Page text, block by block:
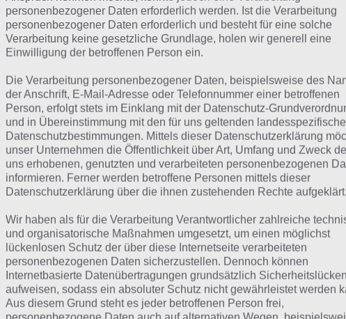
Bei dieser Lösung handelt es sich um das tägliche Bonus
wir noch die Links beispielsweise zum täglichen Rätsel und
Tägliches Rätsel:Zur Lösung vom 25.8.2023
Rätsel aus dem Jahr 2022:Schau mal, was vor einem Jahr,
Lösung gesucht war
Zur Übersicht:4 Bilder 1 Wort Lösungen zu Es wird laut im
personenbezogener Daten erforderlich werden. Ist die Verarbeitung
personenbezogener Daten erforderlich und besteht für eine solche
Verarbeitung keine gesetzliche Grundlage, holen wir generell eine
Einwilligung der betroffenen Person ein.
Die Verarbeitung personenbezogener Daten, beispielsweise des
der Anschrift, E-Mail-Adresse oder Telefonnummer einer betroffenen
Person, erfolgt stets im Einklang mit der Datenschutz-
und in Übereinstimmung mit den für uns geltenden
Datenschutzbestimmungen. Mittels dieser Datenschutzerklärung
unser Unternehmen die Öffentlichkeit über Art, Umfang und Zweck
uns erhobenen, genutzten und verarbeiteten personenbezogenen
informieren. Ferner werden betroffene Personen mittels dieser
Datenschutzerklärung über die ihnen zustehenden Rechte aufgeklärt.
Wir haben als für die Verarbeitung Verantwortlicher zahlreiche
und organisatorische Maßnahmen umgesetzt, um einen möglichst
lückenlosen Schutz der über diese Internetseite verarbeiteten
personenbezogenen Daten sicherzustellen. Dennoch können
Internetbasierte Datenübertragungen grundsätzlich Sicherheitslücken
aufweisen, sodass ein absoluter Schutz nicht gewährleistet werden
Aus diesem Grund steht es jeder betroffenen Person frei,